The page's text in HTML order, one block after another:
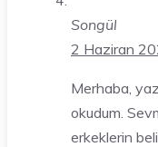
Songül
2 Haziran
Merhaba,
okudum.
erkeklerin